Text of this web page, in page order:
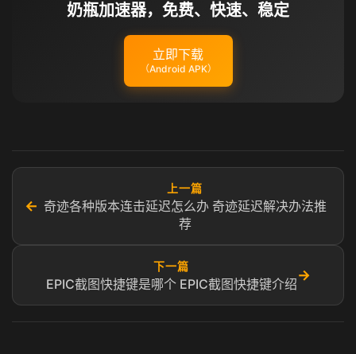
奶瓶加速器，免费、快速、稳定
立即下载
（Android APK）
←
上一篇
奇迹各种版本连击延迟怎么办 奇迹延迟解决办法推
荐
下一篇
EPIC截图快捷键是哪个 EPIC截图快捷键介绍
→